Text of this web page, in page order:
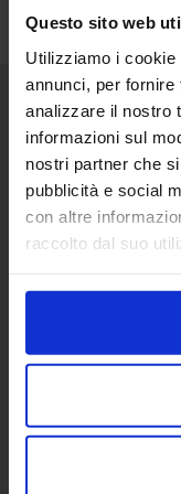
Questo sito web
Utilizziamo i
annunci, per
analizzare il nostro
informazioni sul
nostri partner che
pubblicità e social
con altre
raccolto dal suo